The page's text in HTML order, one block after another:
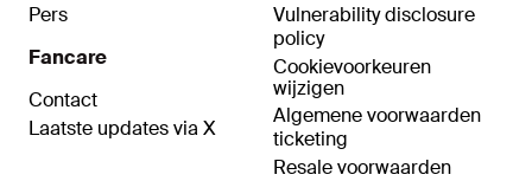
Pers
Fancare
Contact
Laatste updates via X
Vulnerability disclosure
policy
Cookievoorkeuren
wijzigen
Algemene voorwaarden
ticketing
Resale voorwaarden